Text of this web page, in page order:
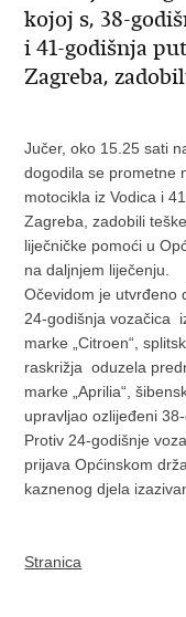
kojoj s, 38-
i 41-godišnja
Zagreba,
Jučer, oko 15.25 sati
dogodila se prometne
motocikla iz Vodica i
Zagreba, zadobili
liječničke pomoći u
na daljnjem liječenju.
Očevidom je utvrđeno
24-godišnja vozačica
marke „Citroen“,
raskrižja oduzela
marke „Aprilia“,
upravljao ozlijeđeni
Protiv 24-godišnje
prijava Općinskom
kaznenog djela
Stranica